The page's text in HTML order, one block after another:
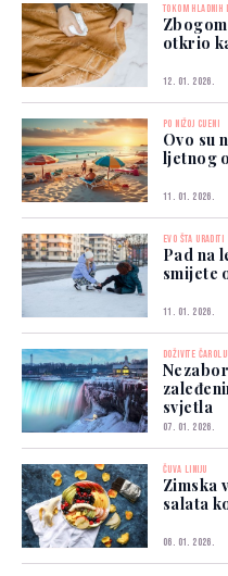
TOKOM HLADNIH
otkrio
12. 01. 2026.
PO NIŽOJ CIJENI
Ovo su
ljetnog
11. 01. 2026.
EVO ŠTA URADITI
Pad na
smijete
11. 01. 2026.
DOŽIVITE
svjetla
07. 01. 2026.
ČUVA LINIJU
Zimska
salata
06. 01. 2026.